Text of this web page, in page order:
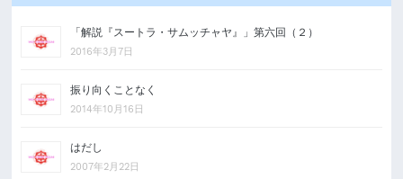
「解説『スートラ・サムッチャヤ』」第六回（２）
2016年3月7日
振り向くことなく
2014年10月16日
はだし
2007年2月22日